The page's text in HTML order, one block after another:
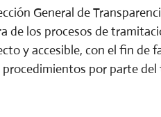
General de
de los procesos de
y accesible, con el fin de
por parte